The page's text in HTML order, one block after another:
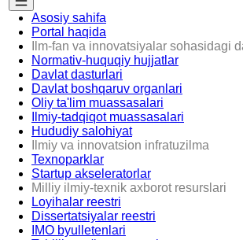
Asosiy sahifa
Portal haqida
Ilm-fan va innovatsiyalar sohasidagi
Normativ-huquqiy hujjatlar
Davlat dasturlari
Davlat boshqaruv organlari
Oliy ta'lim muassasalari
Ilmiy-tadqiqot muassasalari
Hududiy salohiyat
Ilmiy va innovatsion infratuzilma
Texnoparklar
Startup akseleratorlar
Milliy ilmiy-texnik axborot resurslari
Loyihalar reestri
Dissertatsiyalar reestri
IMO byulletenlari